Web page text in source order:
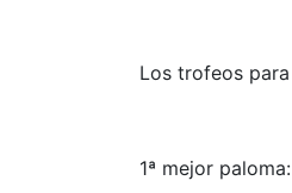
Los trofeos
1ª mejor paloma: